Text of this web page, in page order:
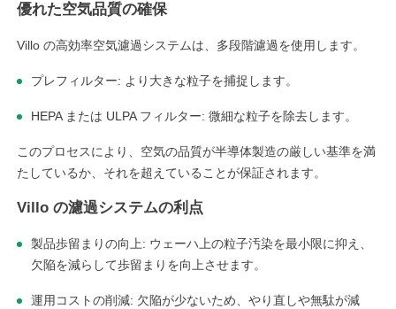
優れた空気品質の確保
Villo の高効率空気濾過システムは、多段階濾過を使用します。
プレフィルター: より大きな粒子を捕捉します。
HEPA または ULPA フィルター: 微細な粒子を除去します。
このプロセスにより、空気の品質が半導体製造の厳しい基準を満
たしているか、それを超えていることが保証されます。
Villo の濾過システムの利点
製品歩留まりの向上: ウェーハ上の粒子汚染を最小限に抑え、
欠陥を減らして歩留まりを向上させます。
運用コストの削減: 欠陥が少ないため、やり直しや無駄が減